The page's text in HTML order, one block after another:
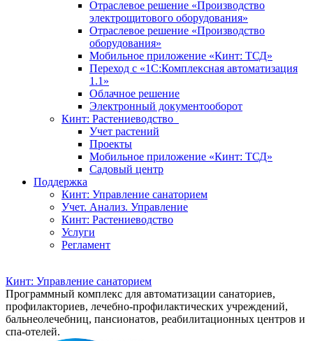
Отраслевое решение «Производство
электрощитового оборудования»
Отраслевое решение «Производство
оборудования»
Мобильное приложение «Кинт: ТСД»
Переход с «1С:Комплексная автоматизация
1.1»
Облачное решение
Электронный документооборот
Кинт: Растениеводство
Учет растений
Проекты
Мобильное приложение «Кинт: ТСД»
Садовый центр
Поддержка
Кинт: Управление санаторием
Учет. Анализ. Управление
Кинт: Растениеводство
Услуги
Регламент
Кинт: Управление санаторием
Программный комплекс для автоматизации санаториев,
профилакториев, лечебно-профилактических учреждений,
бальнеолечебниц, пансионатов, реабилитационных центров и
спа-отелей.